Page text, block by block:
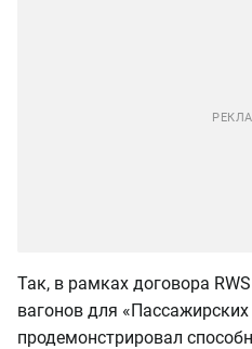
Так, в рамках договора
вагонов для
продемонстрировал